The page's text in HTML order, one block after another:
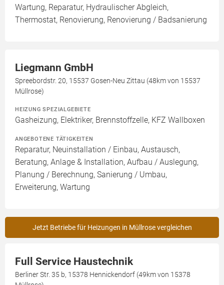
Wartung, Reparatur, Hydraulischer Abgleich,
Thermostat, Renovierung, Renovierung / Badsanierung
Liegmann GmbH
Spreebordstr. 20, 15537 Gosen-Neu Zittau (48km von 15537
Müllrose)
HEIZUNG SPEZIALGEBIETE
Gasheizung, Elektriker, Brennstoffzelle, KFZ Wallboxen
ANGEBOTENE TÄTIGKEITEN
Reparatur, Neuinstallation / Einbau, Austausch,
Beratung, Anlage & Installation, Aufbau / Auslegung,
Planung / Berechnung, Sanierung / Umbau,
Erweiterung, Wartung
Jetzt Betriebe für Heizungen in Müllrose vergleichen
Full Service Haustechnik
Berliner Str. 35 b, 15378 Hennickendorf (49km von 15378